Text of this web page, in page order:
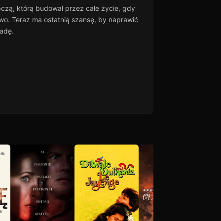
którą budował przez całe życie, gdy
Teraz ma ostatnią szansę, by naprawić